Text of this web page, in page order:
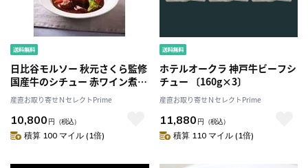
日比谷モルソー 秋元さくら監修
国産牛のシチュー 赤ワイン煮込
み計4個〔ビーフシチュー
200g×2、赤ワイン煮込み
150g×2〕
産直お取り寄せＮセレクトPrime
10,800 円 （税込）
積算 100 マイル (1倍)
ホテルオークラ 神戸牛ビーフシ
チュー 〔160g×3〕
産直お取り寄せＮセレクトPrime
11,880 円 （税込）
積算 110 マイル (1倍)